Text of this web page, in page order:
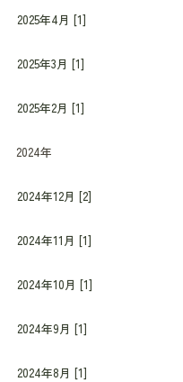
2025年4月 [1]
2025年3月 [1]
2025年2月 [1]
2024年
2024年12月 [2]
2024年11月 [1]
2024年10月 [1]
2024年9月 [1]
2024年8月 [1]